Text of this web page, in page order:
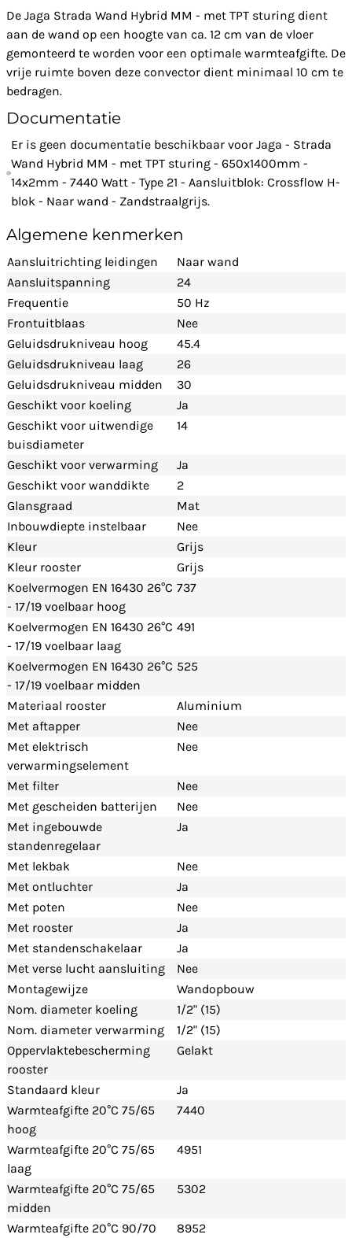
De Jaga Strada Wand Hybrid MM - met TPT sturing dient
aan de wand op een hoogte van ca. 12 cm van de vloer
gemonteerd te worden voor een optimale warmteafgifte. De
vrije ruimte boven deze convector dient minimaal 10 cm te
bedragen.
Documentatie
Er is geen documentatie beschikbaar voor Jaga - Strada
Wand Hybrid MM - met TPT sturing - 650x1400mm -
14x2mm - 7440 Watt - Type 21 - Aansluitblok: Crossflow H-
blok - Naar wand - Zandstraalgrijs.
Algemene kenmerken
Aansluitrichting leidingen
Naar wand
Aansluitspanning
24
Frequentie
50 Hz
Frontuitblaas
Nee
Geluidsdrukniveau hoog
45.4
Geluidsdrukniveau laag
26
Geluidsdrukniveau midden
30
Geschikt voor koeling
Ja
Geschikt voor uitwendige
buisdiameter
14
Geschikt voor verwarming
Ja
Geschikt voor wanddikte
2
Glansgraad
Mat
Inbouwdiepte instelbaar
Nee
Kleur
Grijs
Kleur rooster
Grijs
Koelvermogen EN 16430 26°C
- 17/19 voelbaar hoog
737
Koelvermogen EN 16430 26°C
- 17/19 voelbaar laag
491
Koelvermogen EN 16430 26°C
- 17/19 voelbaar midden
525
Materiaal rooster
Aluminium
Met aftapper
Nee
Met elektrisch
verwarmingselement
Nee
Met filter
Nee
Met gescheiden batterijen
Nee
Met ingebouwde
standenregelaar
Ja
Met lekbak
Nee
Met ontluchter
Ja
Met poten
Nee
Met rooster
Ja
Met standenschakelaar
Ja
Met verse lucht aansluiting
Nee
Montagewijze
Wandopbouw
Nom. diameter koeling
1/2" (15)
Nom. diameter verwarming
1/2" (15)
Oppervlaktebescherming
rooster
Gelakt
Standaard kleur
Ja
Warmteafgifte 20°C 75/65
hoog
7440
Warmteafgifte 20°C 75/65
laag
4951
Warmteafgifte 20°C 75/65
midden
5302
Warmteafgifte 20°C 90/70
8952